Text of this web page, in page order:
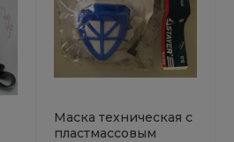
Маска техническая с
пластмассовым